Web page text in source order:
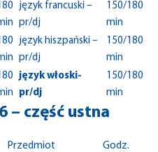
język francuski –
pr/dj
150/180
min
język hiszpański –
pr/dj
150/180
min
język włoski-
pr/dj
150/180
min
– część ustna
Przedmiot
Godz.